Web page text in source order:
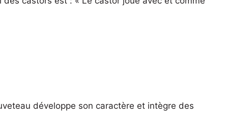
développe son caractère et intègre des